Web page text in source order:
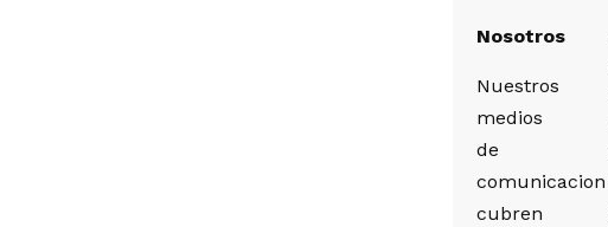
Nosotros
Nuestros
medios
de
comunicacion
cubren